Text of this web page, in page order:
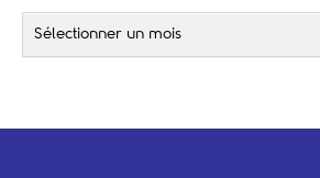
Sélectionner un mois